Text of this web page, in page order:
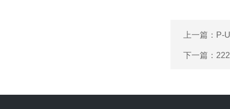
上一篇： P-
下一篇：